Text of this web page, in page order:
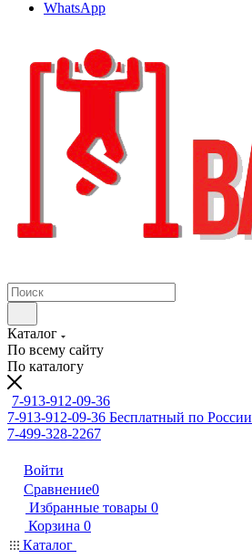
WhatsApp
Каталог
По всему сайту
По каталогу
7-913-912-09-36
7-913-912-09-36 Бесплатный по России
7-499-328-2267
Войти
Сравнение0
Избранные товары 0
Корзина 0
Каталог